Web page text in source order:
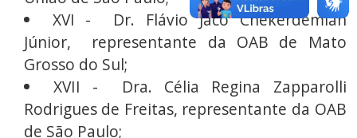
XVI - Dr. Flávio Jacó Chekerdemian
Júnior, representante da OAB de Mato
Grosso do Sul;
XVII - Dra. Célia Regina Zapparolli
Rodrigues de Freitas, representante da OAB
de São Paulo;